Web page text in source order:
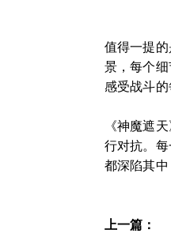
值得一提
景，每个
感受战斗的
《神魔遮
行对抗。
都深陷其
上一篇：